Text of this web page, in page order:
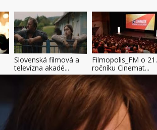
Slovenská filmová a
televízna akadé...
Filmopolis_FM o 21.
ročníku Cinemat...